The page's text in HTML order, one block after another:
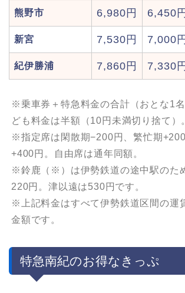
熊野市 6,980円 6,450
新宮 7,530円 7,000
紀伊勝浦 7,860円 7,330
※乗車券＋特急料金の合計（おとな1
ども料金は半額（10円未満切り捨て）
※指定席は閑散期−200円、繁忙期
+400円。自由席は通年同額。
※鈴鹿（※）は伊勢鉄道の途中駅のた
220円。津以遠は530円です。
※上記料金はすべて伊勢鉄道区間の運
金額です。
特急南紀のお得なきっぷ